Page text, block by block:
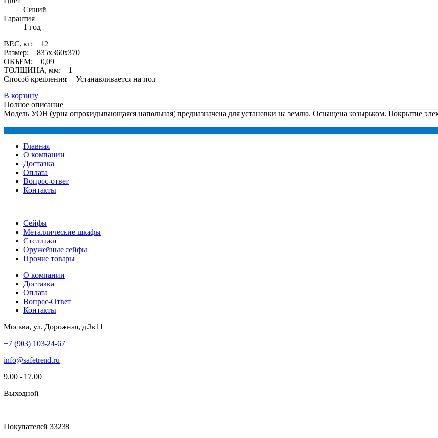
Синий
Гарантия
1 год
ВЕС, кг: 12
Размер: 835x360x370
ОБЪЕМ: 0,09
ТОЛЩИНА, мм: 1
Способ крепления: Устанавливается на пол
В корзину
Полное описание
Модель УОН (урна опрокидывающаяся напольная) предназначена для установки на землю. Оснащена козырьком. Покрытие
Главная
О компании
Доставка
Оплата
Вопрос-ответ
Контакты
Сейфы
Металлические шкафы
Стеллажи
Оружейные сейфы
Прочие товары
О компании
Доставка
Оплата
Вопрос-Ответ
Контакты
Москва, ул. Дорожная, д.3к11
+7 (903) 103-24-67
info@safetrend.ru
9.00 - 17.00
Выходной
Покупателей 33238